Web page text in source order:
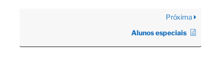
Próxima
Alunos especiais